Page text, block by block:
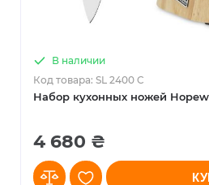
Набор кухонных ножей
В наличии
Код товара: SL 2400 C
4 680 ₴